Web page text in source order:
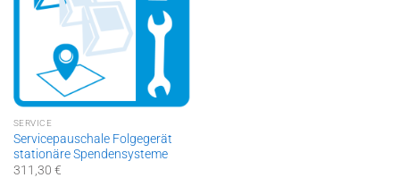
SERVICE
Servicepauschale Folgegerät
stationäre Spendensysteme
311,30 €